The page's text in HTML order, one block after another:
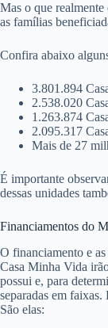
Mas o que
as famílias
Confira abaixo
3.801.894
2.538.020
1.263.874
2.095.317
Mais de 27
É importante
dessas unidades
Financiamentos do
O financiamento e
Casa Minha Vida
possui e, para
separadas em
São elas: